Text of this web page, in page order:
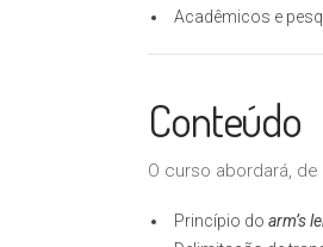
Acadêmicos e
Conteúdo
O curso abordará,
Princípio do arm’s